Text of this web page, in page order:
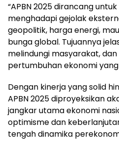
“APBN 2025 dirancang
menghadapi gejolak
geopolitik, harga energi,
bunga global. Tujuannya
melindungi masyarakat,
pertumbuhan ekonomi yang
Dengan kinerja yang solid
APBN 2025 diproyeksikan
jangkar utama ekonomi
optimisme dan
tengah dinamika